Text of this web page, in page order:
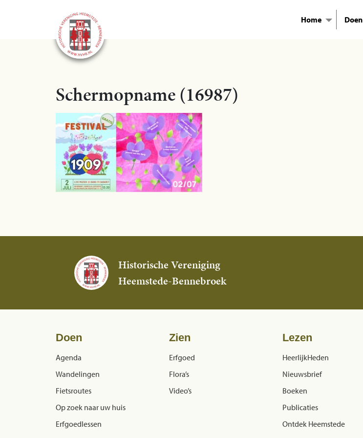
Home Doen
Schermopname (16987)
Historische Vereniging
Heemstede-Bennebroek
Doen
Agenda
Wandelingen
Fietsroutes
Op zoek naar uw huis
Erfgoedlessen
Zien
Erfgoed
Flora’s
Video’s
Lezen
HeerlijkHeden
Nieuwsbrief
Boeken
Publicaties
Ontdek Heemstede